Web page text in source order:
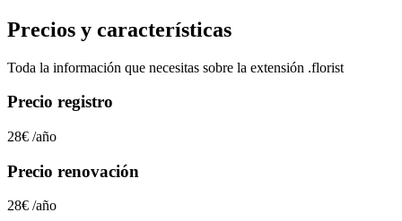
Precios y características
Toda la información que necesitas sobre la extensión .florist
Precio registro
28€ /año
Precio renovación
28€ /año